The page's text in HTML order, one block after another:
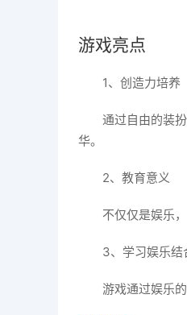
游戏亮点
1、创造力培养
通过自由的装
华。
2、教育意义
不仅仅是娱乐
3、学习娱乐结
游戏通过娱乐